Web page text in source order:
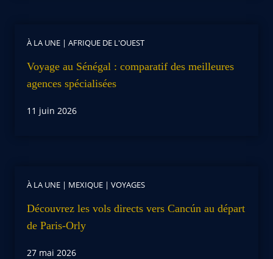
À LA UNE | AFRIQUE DE L'OUEST
Voyage au Sénégal : comparatif des meilleures
agences spécialisées
11 juin 2026
À LA UNE | MEXIQUE | VOYAGES
Découvrez les vols directs vers Cancún au départ
de Paris-Orly
27 mai 2026